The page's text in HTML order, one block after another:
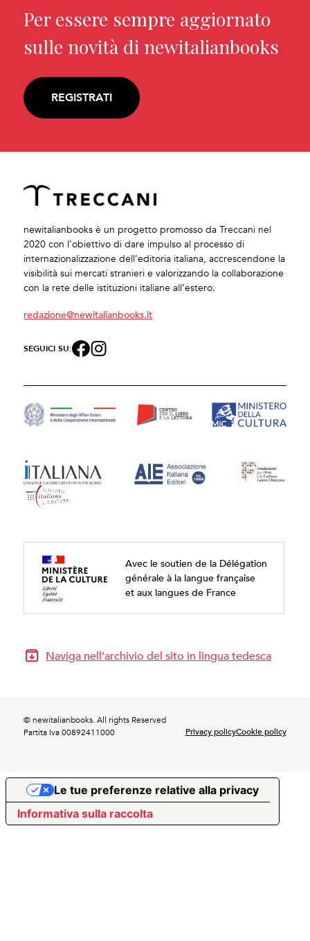
Per essere sempre aggiornato
sulle novità di newitalianbooks
REGISTRATI
newitalianbooks è un progetto promosso da Treccani nel
2020 con l’obiettivo di dare impulso al processo di
internazionalizzazione dell’editoria italiana, accrescendone la
visibilità sui mercati stranieri e valorizzando la collaborazione
con la rete delle istituzioni italiane all’estero.
redazione@newitalianbooks.it
SEGUICI SU:
Avec le soutien de la Délégation
générale à la langue française
et aux langues de France
Naviga nell’archivio del sito in lingua tedesca
© newitalianbooks. All rights Reserved
Partita Iva 00892411000
Privacy policyCookie policy
Informativa sulla raccolta
Le tue preferenze relative alla privacy